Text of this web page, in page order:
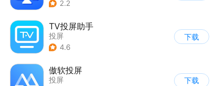
2.2
TV投屏助手
投屏
4.6
下载
傲软投屏
投屏
下载